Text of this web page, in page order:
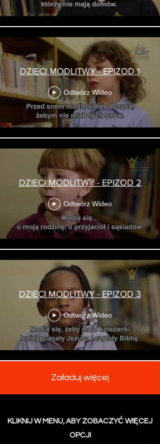
DZIECI MODLITWY - EPIZOD 1
Odtwórz Wideo
DZIECI MODLITWY - EPIZOD 2
Odtwórz Wideo
DZIECI MODLITWY - EPIZOD 3
Odtwórz Wideo
Załaduj więcej
KLIKNIJ W MENU, ABY ZOBACZYĆ WIĘCEJ
OPCJI